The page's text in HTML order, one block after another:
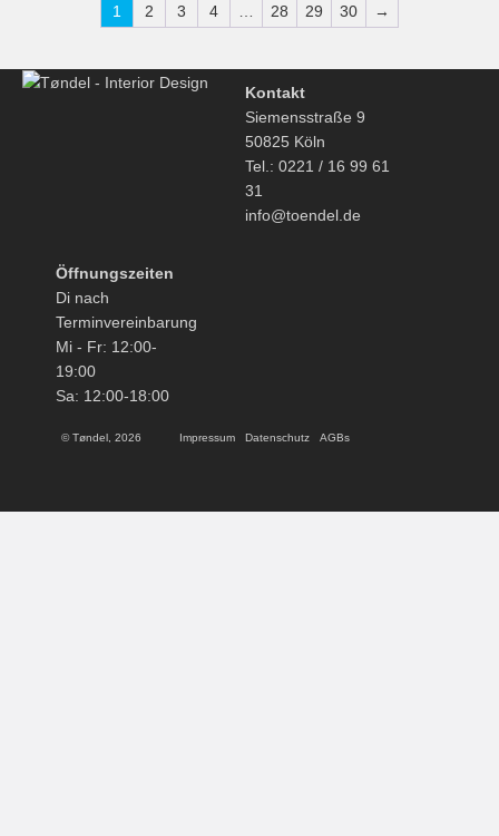
1 2 3 4 28 29 30 →
Kontakt
Siemensstraße 9
50825 Köln
Tel.: 0221 / 16 99 61
31
info@toendel.de
Öffnungszeiten
Di nach
Terminvereinbarung
Mi - Fr: 12:00-
19:00
Sa: 12:00-18:00
© Tøndel, 2026 Impressum Datenschutz AGBs